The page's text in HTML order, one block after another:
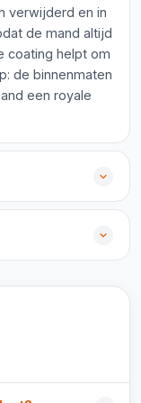
verwijderd en in
de mand altijd
coating helpt om
de binnenmaten
een royale